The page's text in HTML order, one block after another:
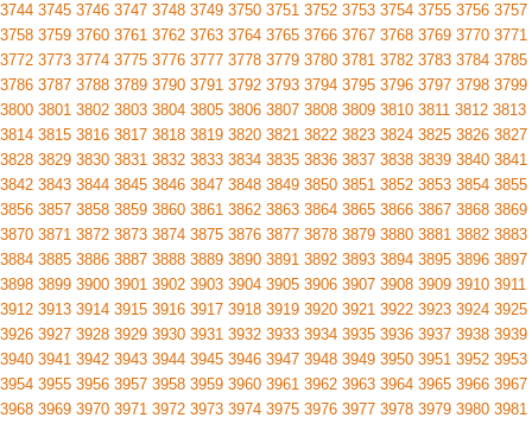
3744 3745 3746 3747 3748 3749 3750 3751 3752 3753 3754 3755 3756 3757
3758 3759 3760 3761 3762 3763 3764 3765 3766 3767 3768 3769 3770 3771
3772 3773 3774 3775 3776 3777 3778 3779 3780 3781 3782 3783 3784 3785
3786 3787 3788 3789 3790 3791 3792 3793 3794 3795 3796 3797 3798 3799
3800 3801 3802 3803 3804 3805 3806 3807 3808 3809 3810 3811 3812 3813
3814 3815 3816 3817 3818 3819 3820 3821 3822 3823 3824 3825 3826 3827
3828 3829 3830 3831 3832 3833 3834 3835 3836 3837 3838 3839 3840 3841
3842 3843 3844 3845 3846 3847 3848 3849 3850 3851 3852 3853 3854 3855
3856 3857 3858 3859 3860 3861 3862 3863 3864 3865 3866 3867 3868 3869
3870 3871 3872 3873 3874 3875 3876 3877 3878 3879 3880 3881 3882 3883
3884 3885 3886 3887 3888 3889 3890 3891 3892 3893 3894 3895 3896 3897
3898 3899 3900 3901 3902 3903 3904 3905 3906 3907 3908 3909 3910 3911
3912 3913 3914 3915 3916 3917 3918 3919 3920 3921 3922 3923 3924 3925
3926 3927 3928 3929 3930 3931 3932 3933 3934 3935 3936 3937 3938 3939
3940 3941 3942 3943 3944 3945 3946 3947 3948 3949 3950 3951 3952 3953
3954 3955 3956 3957 3958 3959 3960 3961 3962 3963 3964 3965 3966 3967
3968 3969 3970 3971 3972 3973 3974 3975 3976 3977 3978 3979 3980 3981